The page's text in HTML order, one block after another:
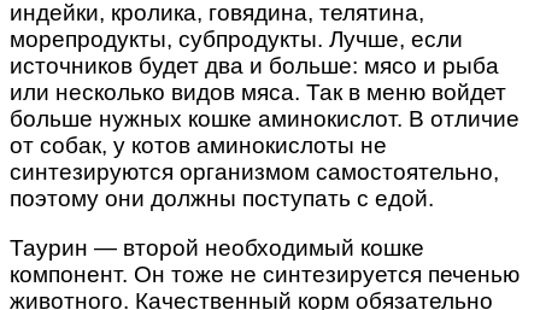
индейки, кролика, говядина, телятина,
морепродукты, субпродукты. Лучше, если
источников будет два и больше: мясо и рыба
или несколько видов мяса. Так в меню войдет
больше нужных кошке аминокислот. В отличие
от собак, у котов аминокислоты не
синтезируются организмом самостоятельно,
поэтому они должны поступать с едой.
Таурин — второй необходимый кошке
компонент. Он тоже не синтезируется печенью
животного. Качественный корм обязательно